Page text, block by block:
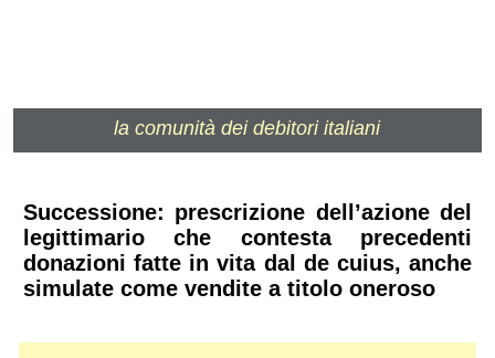
la comunità dei debitori italiani
Successione: prescrizione dell’azione del
legittimario che contesta precedenti
donazioni fatte in vita dal de cuius, anche
simulate come vendite a titolo oneroso